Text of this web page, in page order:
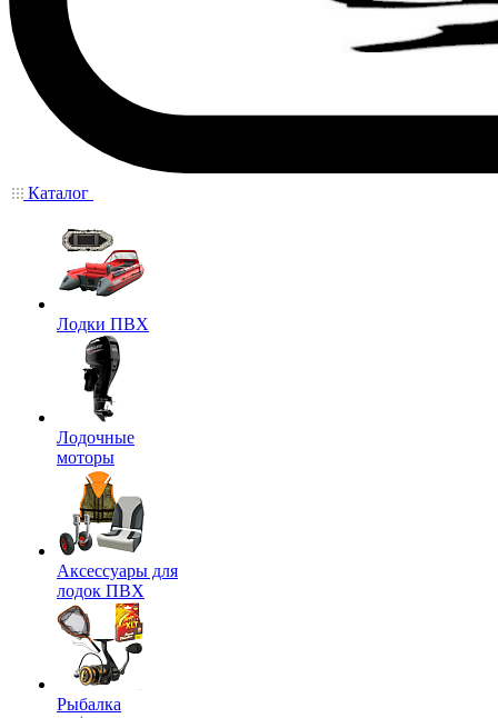
Каталог
Лодки ПВХ
Лодочные
моторы
Аксессуары для
лодок ПВХ
Рыбалка